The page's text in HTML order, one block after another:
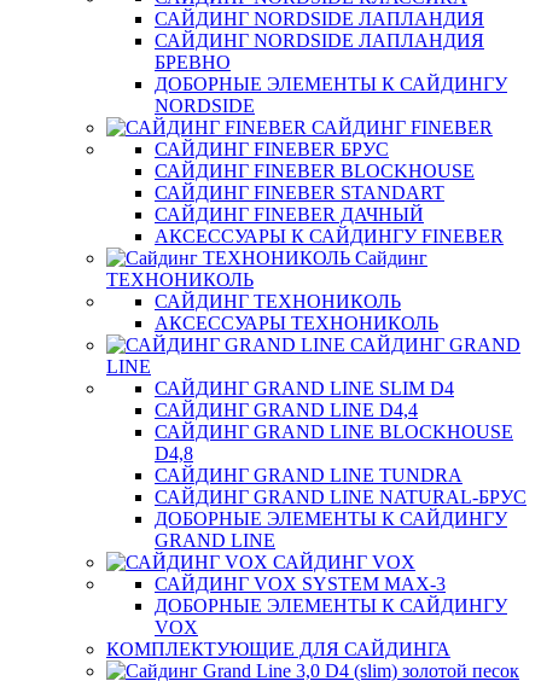
САЙДИНГ NORDSIDE ЛАПЛАНДИЯ
САЙДИНГ NORDSIDE ЛАПЛАНДИЯ
БРЕВНО
ДОБОРНЫЕ ЭЛЕМЕНТЫ К САЙДИНГУ
NORDSIDE
САЙДИНГ FINEBER
САЙДИНГ FINEBER БРУС
САЙДИНГ FINEBER BLOCKHOUSE
САЙДИНГ FINEBER STANDART
САЙДИНГ FINEBER ДАЧНЫЙ
АКСЕССУАРЫ К САЙДИНГУ FINEBER
Сайдинг
ТЕХНОНИКОЛЬ
САЙДИНГ ТЕХНОНИКОЛЬ
АКСЕССУАРЫ ТЕХНОНИКОЛЬ
САЙДИНГ GRAND
LINE
САЙДИНГ GRAND LINE SLIM D4
САЙДИНГ GRAND LINE D4,4
САЙДИНГ GRAND LINE BLOCKHOUSE
D4,8
САЙДИНГ GRAND LINE TUNDRA
САЙДИНГ GRAND LINE NATURAL-БРУС
ДОБОРНЫЕ ЭЛЕМЕНТЫ К САЙДИНГУ
GRAND LINE
САЙДИНГ VOX
САЙДИНГ VOX SYSTEM MAX-3
ДОБОРНЫЕ ЭЛЕМЕНТЫ К САЙДИНГУ
VOX
КОМПЛЕКТУЮЩИЕ ДЛЯ САЙДИНГА